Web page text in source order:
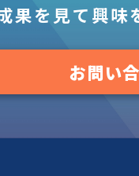
果を見て興味
お問い